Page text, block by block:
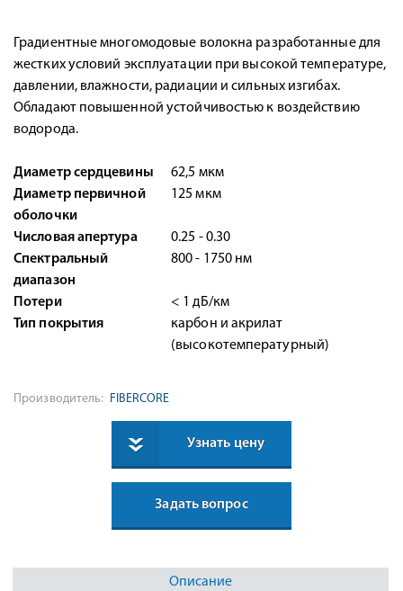
Градиентные многомодовые волокна разработанные для
жестких условий эксплуатации при высокой температуре,
давлении, влажности, радиации и сильных изгибах.
Обладают повышенной устойчивостью к воздействию
водорода.
Диаметр сердцевины
62,5 мкм
Диаметр первичной
оболочки
125 мкм
Числовая апертура
0.25 - 0.30
Спектральный
диапазон
800 - 1750 нм
Потери
< 1 дБ/км
Тип покрытия
карбон и акрилат
(высокотемпературный)
Производитель: FIBERCORE
Узнать цену
Задать вопрос
Описание